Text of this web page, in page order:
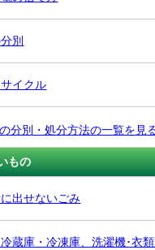
別
イクル
分別・処分方法の一覧を見
もの
出せないごみ
蔵庫・冷凍庫、洗濯機･衣